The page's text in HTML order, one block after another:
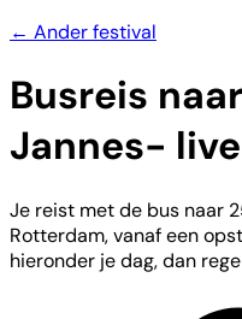
← Ander festival
Busreis
Jannes-
Je reist met de bus naar
Rotterdam, vanaf een
hieronder je dag, dan